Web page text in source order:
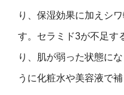
り、保湿効果に加えシ
す。セラミド3が不足す
り、肌が弱った状態に
うに化粧水や美容液で